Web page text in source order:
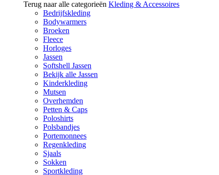
Terug naar alle categorieën Kleding & Accessoires
Bedrijfskleding
Bodywarmers
Broeken
Fleece
Horloges
Jassen
Softshell Jassen
Bekijk alle Jassen
Kinderkleding
Mutsen
Overhemden
Petten & Caps
Poloshirts
Polsbandjes
Portemonnees
Regenkleding
Sjaals
Sokken
Sportkleding